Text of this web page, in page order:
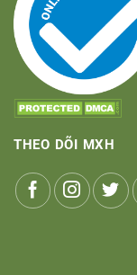
THEO DÕI MXH